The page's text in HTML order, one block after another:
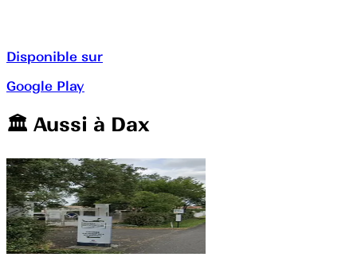
Disponible sur
Google Play
🏛️️ Aussi à Dax